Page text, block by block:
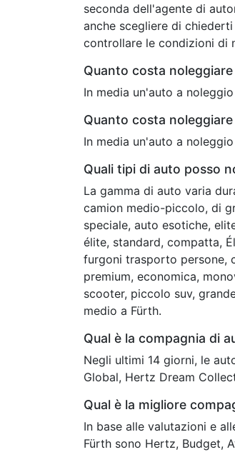
seconda dell'agente di
anche scegliere di
controllare le condizioni di
Quanto costa
In media un'auto a
Quanto costa
In media un'auto a
Quali tipi di auto posso
La gamma di auto varia
camion medio-piccolo, di
speciale, auto esotiche,
élite, standard, compatta,
furgoni trasporto persone,
premium, economica,
scooter, piccolo suv,
medio a Fürth.
Qual è la compagnia di
Negli ultimi 14 giorni, le
Global, Hertz Dream
Qual è la migliore
In base alle valutazioni e
Fürth sono Hertz, Budget,